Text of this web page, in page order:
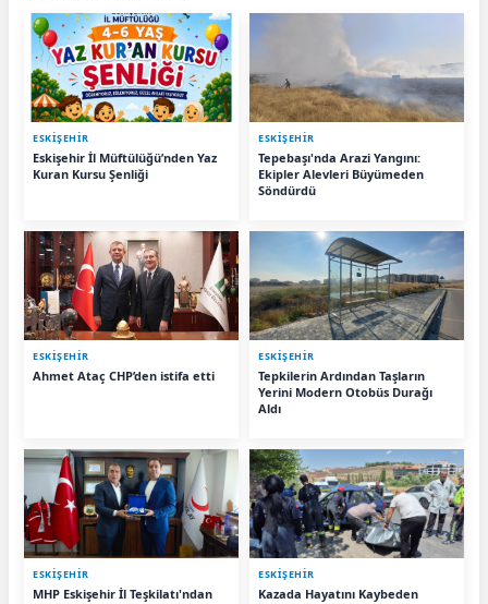
ESKIŞEHIR
Eskişehir İl Müftülüğü’nden Yaz
Kuran Kursu Şenliği
ESKIŞEHIR
Tepebaşı'nda Arazi Yangını:
Ekipler Alevleri Büyümeden
Söndürdü
ESKIŞEHIR
Ahmet Ataç CHP’den istifa etti
ESKIŞEHIR
Tepkilerin Ardından Taşların
Yerini Modern Otobüs Durağı
Aldı
ESKIŞEHIR
MHP Eskişehir İl Teşkilatı'ndan
ESKIŞEHIR
Kazada Hayatını Kaybeden